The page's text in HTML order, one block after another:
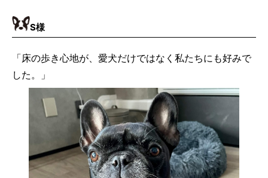
S様
「床の歩き心地が、愛犬だけではなく私たちにも好みで
した。」